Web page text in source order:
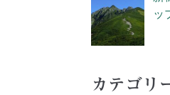
ッ
カテゴリ